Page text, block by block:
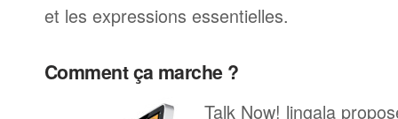
et les expressions essentielles.
Comment ça marche ?
Talk Now! lingala